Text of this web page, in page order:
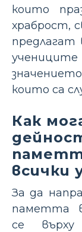
които
храброст,
предлагат
учениците
които са
Как
всички
За да
паметта
се